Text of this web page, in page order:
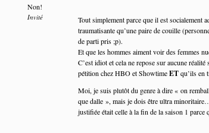
Non!
Invité
Tout simplement parce que il est socialement
traumatisante qu’une paire de couille
de parti pris ;p).
Et que les hommes aiment voir des femmes
C’est idiot et cela ne repose sur aucune
pétition chez HBO et ShowtimeETqu’ils en
Moi, je suis plutôt du genre à dire « on
que dalle », mais je dois être ultra
justifiée était celle à la fin de la saison 1